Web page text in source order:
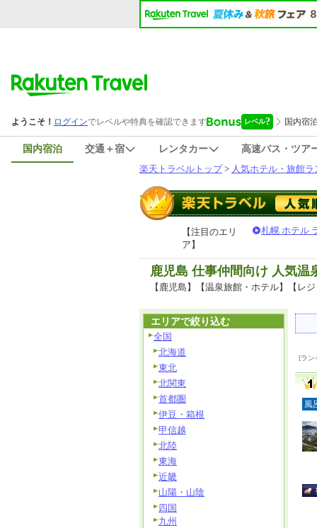
国内宿泊 交通＋宿 レンタカー
高速バス・ツア
楽天トラベルトップ> 人気ホテル・旅館ラ
【注目のエリ
ア】
札幌 ホテル
鹿児島 仕事仲間向け 人気温
【鹿児島】【温泉旅館・ホテル】【レ
[ラン
風
エリアで絞り込む
全国
北海道
東北
北関東
首都圏
伊豆・箱根
甲信越
北陸
東海
近畿
山陽・山陰
四国
九州